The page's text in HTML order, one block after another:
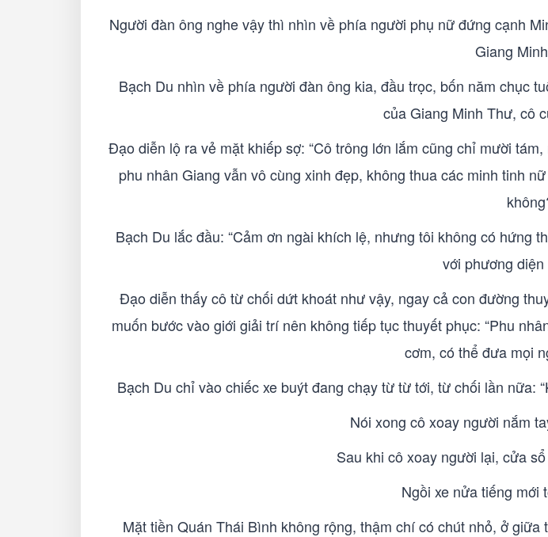
Người đàn ông nghe vậy thì nhìn về phía người phụ nữ đứng cạnh
Giang
Bạch Du nhìn về phía người đàn ông kia, đầu trọc, bốn năm chục
của Giang Minh Thư, cô
Đạo diễn lộ ra vẻ mặt khiếp sợ: “Cô trông lớn lắm cũng chỉ mười
phu nhân Giang vẫn vô cùng xinh đẹp, không thua các minh tinh
Bạch Du lắc đầu: “Cảm ơn ngài khích lệ, nhưng tôi không có hứng
với phương diện
Đạo diễn thấy cô từ chối dứt khoát như vậy, ngay cả con đường
muốn bước vào giới giải trí nên không tiếp tục thuyết phục: “Phu
cơm, có thể đưa mọi
Bạch Du chỉ vào chiếc xe buýt đang chạy từ từ tới, từ chối lần nữa:
Nói xong cô xoay người nắm
Sau khi cô xoay người lại, cửa
Ngồi xe nửa tiếng mới
Mặt tiền Quán Thái Bình không rộng, thậm chí có chút nhỏ, ở